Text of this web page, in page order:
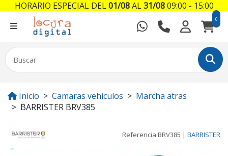
0
Inicio Camaras vehiculos
Marcha atras
BARRISTER BRV385
Referencia BRV385 | BARRISTER
HORARIO ESPECIAL DEL01/08AL31/0809:00 - 15:00